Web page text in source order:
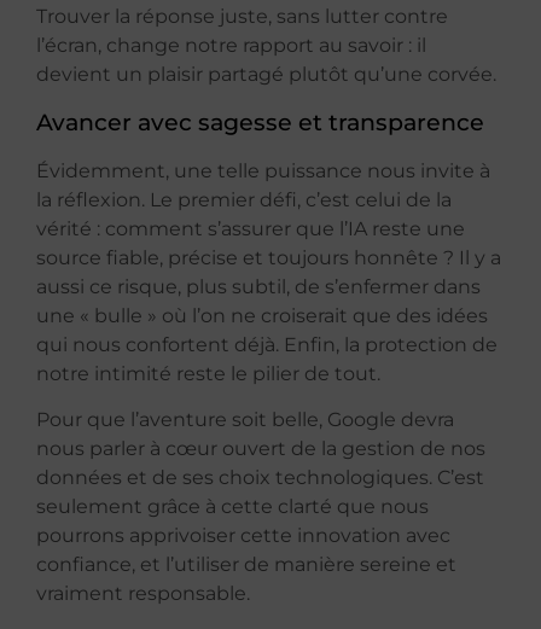
Trouver la réponse juste, sans lutter contre
l’écran, change notre rapport au savoir : il
devient un plaisir partagé plutôt qu’une corvée.
Avancer avec sagesse et transparence
Évidemment, une telle puissance nous invite à
la réflexion. Le premier défi, c’est celui de la
vérité : comment s’assurer que l’IA reste une
source fiable, précise et toujours honnête ? Il y a
aussi ce risque, plus subtil, de s’enfermer dans
une « bulle » où l’on ne croiserait que des idées
qui nous confortent déjà. Enfin, la protection de
notre intimité reste le pilier de tout.
Pour que l’aventure soit belle, Google devra
nous parler à cœur ouvert de la gestion de nos
données et de ses choix technologiques. C’est
seulement grâce à cette clarté que nous
pourrons apprivoiser cette innovation avec
confiance, et l’utiliser de manière sereine et
vraiment responsable.